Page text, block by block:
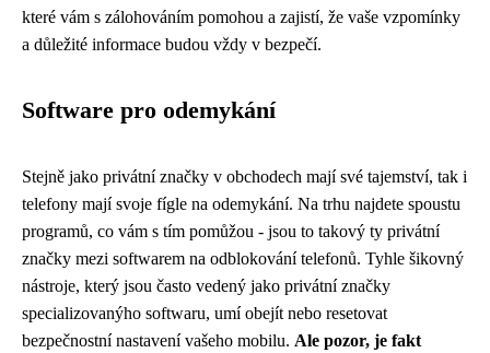
které vám s zálohováním pomohou a zajistí, že vaše vzpomínky
a důležité informace budou vždy v bezpečí.
Software pro odemykání
Stejně jako privátní značky v obchodech mají své tajemství, tak i
telefony mají svoje fígle na odemykání. Na trhu najdete spoustu
programů, co vám s tím pomůžou - jsou to takový ty privátní
značky mezi softwarem na odblokování telefonů. Tyhle šikovný
nástroje, který jsou často vedený jako privátní značky
specializovanýho softwaru, umí obejít nebo resetovat
bezpečnostní nastavení vašeho mobilu. Ale pozor, je fakt